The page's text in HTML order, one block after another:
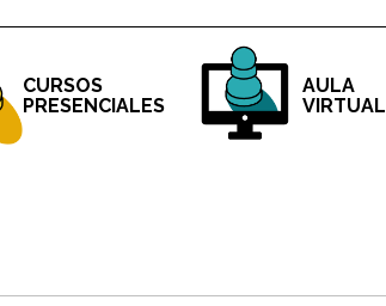
CURSOS
PRESENCIALES
AULA
VIRTUAL